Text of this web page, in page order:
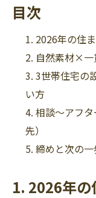
目次
2026年の住
自然素材×一
3世帯住宅の
い方
相談〜アフ
先）
締めと次の
1. 2026年の